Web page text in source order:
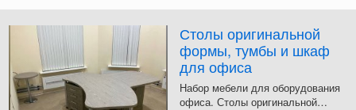
Столы оригинальной
формы, тумбы и шкаф
для офиса
Набор мебели для оборудования
офиса. Столы оригинальной